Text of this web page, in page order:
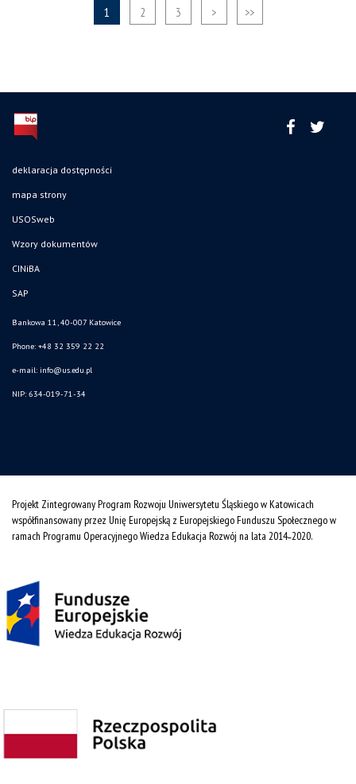
1 2 3 > >>
deklaracja dostępności
mapa strony
USOSweb
Wzory dokumentów
CINiBA
SAP
Bankowa 11, 40-007 Katowice
Phone: +48 32 359 22 22
e-mail: info@us.edu.pl
NIP: 634-019-71-34
Projekt Zintegrowany Program Rozwoju Uniwersytetu Śląskiego w Katowicach
współfinansowany przez Unię Europejską z Europejskiego Funduszu Społecznego w
ramach Programu Operacyjnego Wiedza Edukacja Rozwój na lata 2014˗2020.